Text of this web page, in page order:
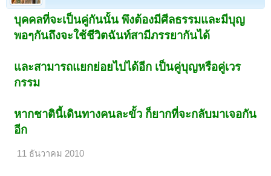
บุคคลที่จะเป็นคู่กันนั้น พึงต้องมีศีลธรรมและมีบุญ
พอๆกันถึงจะใช้ชีวิตฉันท์สามีภรรยากันได้
และสามารถแยกย่อยไปได้อีก เป็นคู่บุญหรือคู่เวร
กรรม
หากชาตินี้เดินทางคนละขั้ว ก็ยากที่จะกลับมาเจอกัน
อีก
11 ธันวาคม 2010